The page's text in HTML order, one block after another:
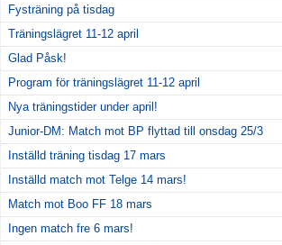
Fysträning på tisdag
Träningslägret 11-12 april
Glad Påsk!
Program för träningslägret 11-12 april
Nya träningstider under april!
Junior-DM: Match mot BP flyttad till onsdag 25/3
Inställd träning tisdag 17 mars
Inställd match mot Telge 14 mars!
Match mot Boo FF 18 mars
Ingen match fre 6 mars!